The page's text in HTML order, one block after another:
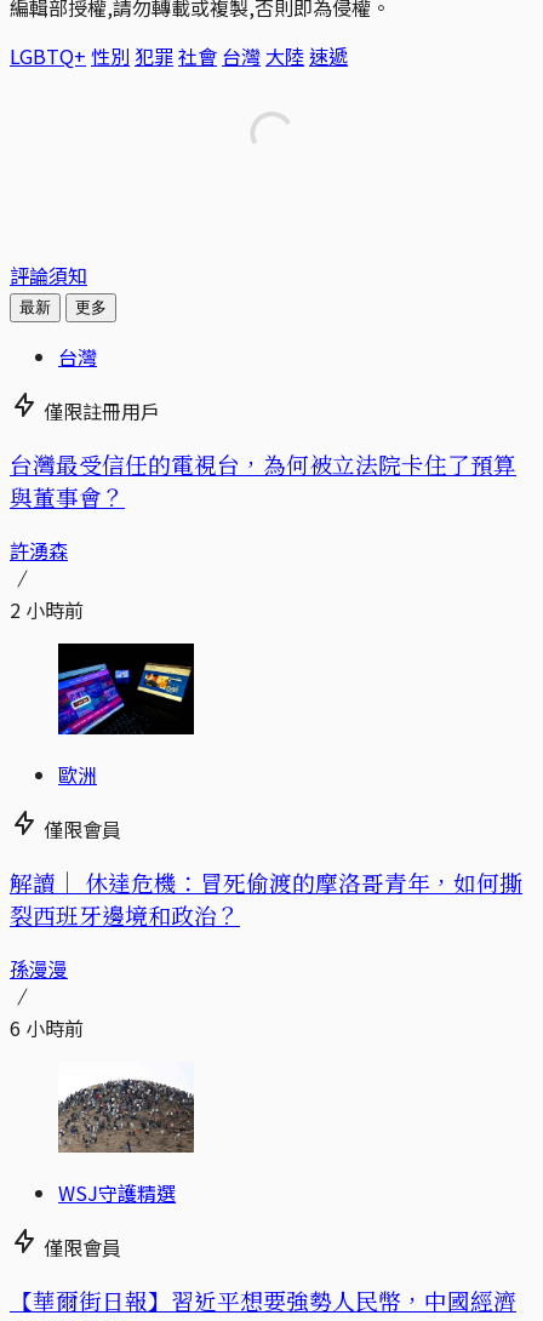
編輯部授權,請勿轉載或複製,否則即為侵權。
LGBTQ+ 性別 犯罪社會 台灣 大陸速遞
評論須知
最新 更多
台灣
僅限註冊用戶
台灣最受信任的電視台，為何被立法院卡住了預算
與董事會？
許湧森
2 小時前
歐洲
僅限會員
解讀｜ 休達危機：冒死偷渡的摩洛哥青年，如何撕
裂西班牙邊境和政治？
孫漫漫
6 小時前
WSJ守護精選
僅限會員
【華爾街日報】習近平想要強勢人民幣，中國經濟